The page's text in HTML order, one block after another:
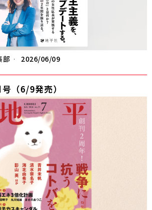
部 2026/06/09
（6/9発売）